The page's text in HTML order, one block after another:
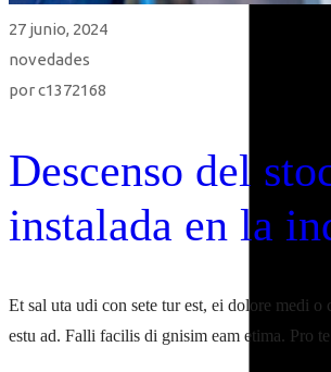
27 junio, 2024
novedades
porc1372168
Descenso del
instalada en la
Et sal uta udi con sete tur est, ei dolore medi
estu ad. Falli facilis di gnisim eam etima. Pro